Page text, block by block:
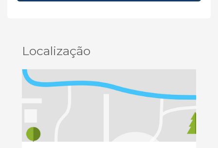
Localização